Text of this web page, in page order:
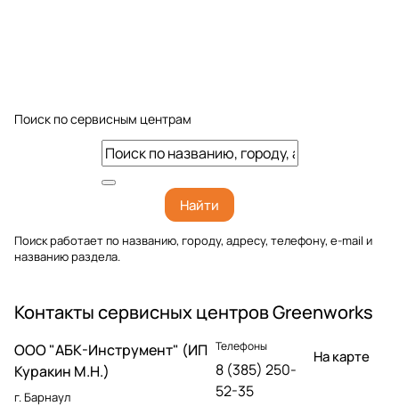
Поиск по сервисным центрам
Найти
Поиск работает по названию, городу, адресу, телефону, e-mail и
названию раздела.
Контакты сервисных центров Greenworks
OOO "АБК-Инструмент" (ИП
Куракин М.Н.)
г. Барнаул
Телефоны
8 (385) 250-
52-35
На карте